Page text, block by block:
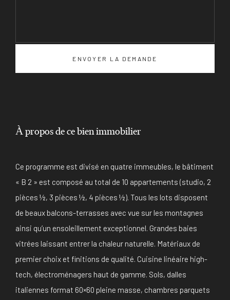
À propos de ce bien immobilier
Ce programme est divisé en quatre immeubles, le bâtiment
« B 2 » est composé au total de 10 appartements (studio, 2
pièces ½, 3 pièces ½, 4 pièces ½). Tous les lots disposent
de beaux balcons-terrasses avec vue sur les montagnes
ainsi qu’un ensoleillement exceptionnel. Grandes baies
vitrées laissant entrer la chaleur naturelle. Matériaux de
premier choix et finitions de qualité. Cuisine linéaire high-
tech, électroménagers haut de gamme. Sols, dalles
italiennes format 60×60 pleine masse, chambres parquets